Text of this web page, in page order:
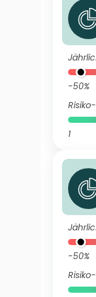
-50%
1
-50%